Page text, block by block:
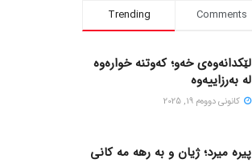
Trending Comments
لێکدانەوەی خەو؛ کەوتنە خوارەوە
لە بەرزاییەوە
كانونی دووه‌م 19, 2025
پیره میرد؛ ژیان و به رهه مه کانی